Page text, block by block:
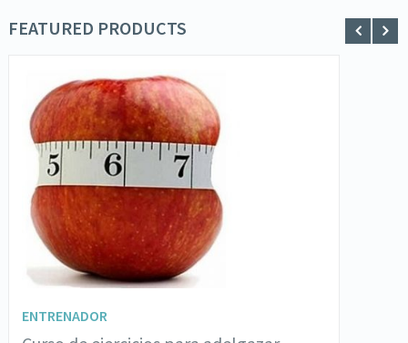
FEATURED PRODUCTS
VER DETALLES
SOLICITA INFORMACIÓN
AÑADIR AL CARRITO
ENTRENADOR